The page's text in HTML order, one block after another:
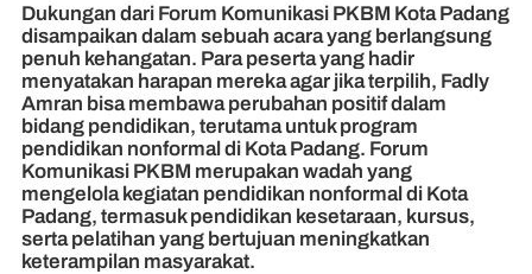
Dukungan dari Forum Komunikasi PKBM Kota Padang
disampaikan dalam sebuah acara yang berlangsung
penuh kehangatan. Para peserta yang hadir
menyatakan harapan mereka agar jika terpilih, Fadly
Amran bisa membawa perubahan positif dalam
bidang pendidikan, terutama untuk program
pendidikan nonformal di Kota Padang. Forum
Komunikasi PKBM merupakan wadah yang
mengelola kegiatan pendidikan nonformal di Kota
Padang, termasuk pendidikan kesetaraan, kursus,
serta pelatihan yang bertujuan meningkatkan
keterampilan masyarakat.